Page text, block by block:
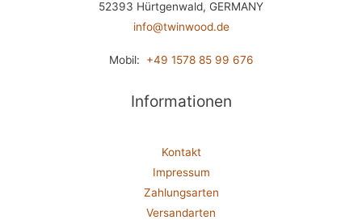
52393 Hürtgenwald, GERMANY
info@twinwood.de
Mobil: +49 1578 85 99 676
Informationen
Kontakt
Impressum
Zahlungsarten
Versandarten